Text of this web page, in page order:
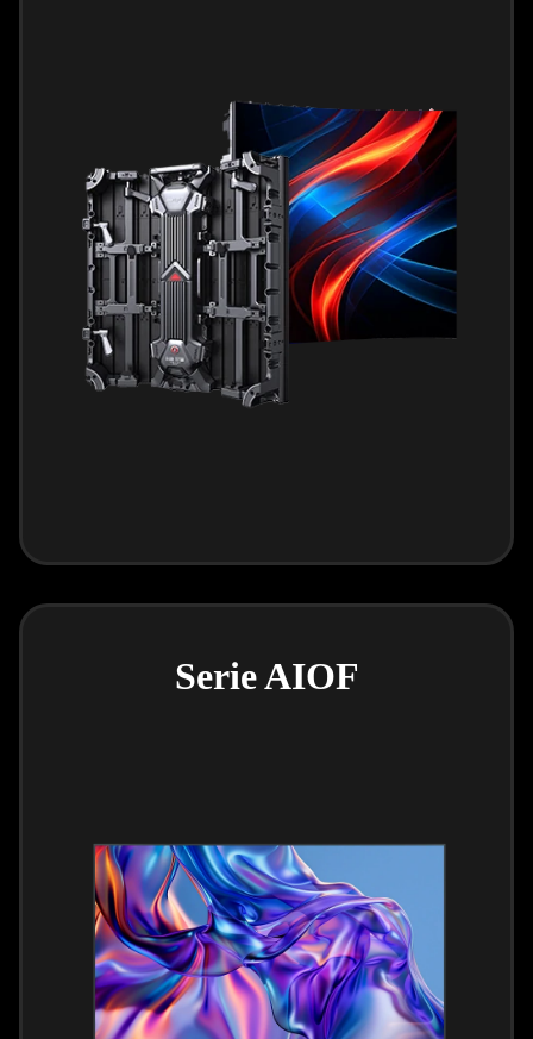
Serie AIOF